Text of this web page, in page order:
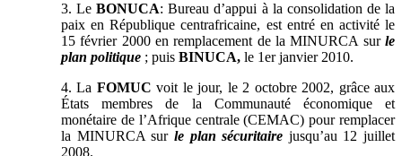
3. LeBONUCA: Bureau d’appui à la consolidation de la
paix en République centrafricaine, est entré en activité le
15 février 2000 en remplacement de la MINURCA sur le
plan politique ; puis BINUCA, le 1er janvier 2010.
4. La FOMUC voit le jour, le 2 octobre 2002, grâce aux
États membres de la Communauté économique et
monétaire de l’Afrique centrale (CEMAC) pour remplacer
la MINURCA sur le plan sécuritaire jusqu’au 12 juillet
2008.